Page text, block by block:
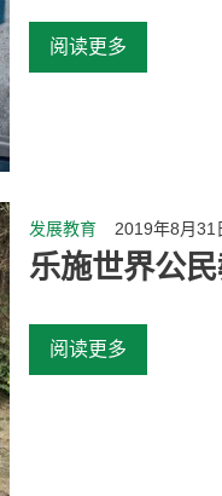
阅读更多
发展教育 2019年8月31
乐施世界公
阅读更多